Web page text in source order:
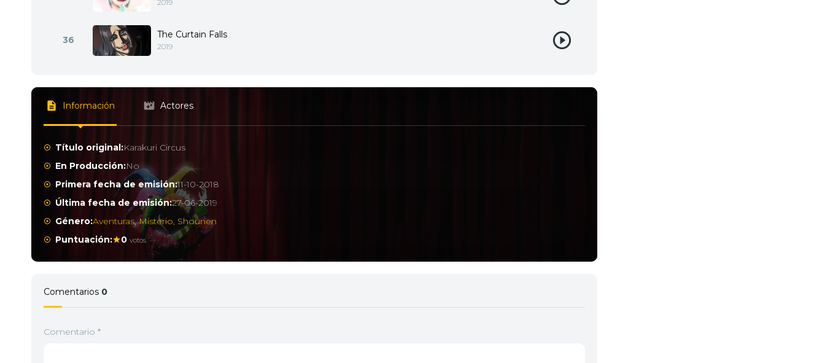
2019
36 The Curtain Falls
2019
Información Actores
Título original:Karakuri Circus
En Producción:No
Primera fecha de emisión:11-10-2018
Última fecha de emisión:27-06-2019
Género:Aventuras,Misterio, Shounen
Puntuación:
0 votos
Comentarios 0
Comentario *